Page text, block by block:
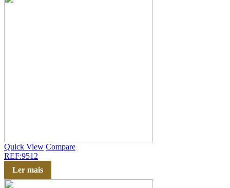
Quick View Compare
REF:9512
Ler mais